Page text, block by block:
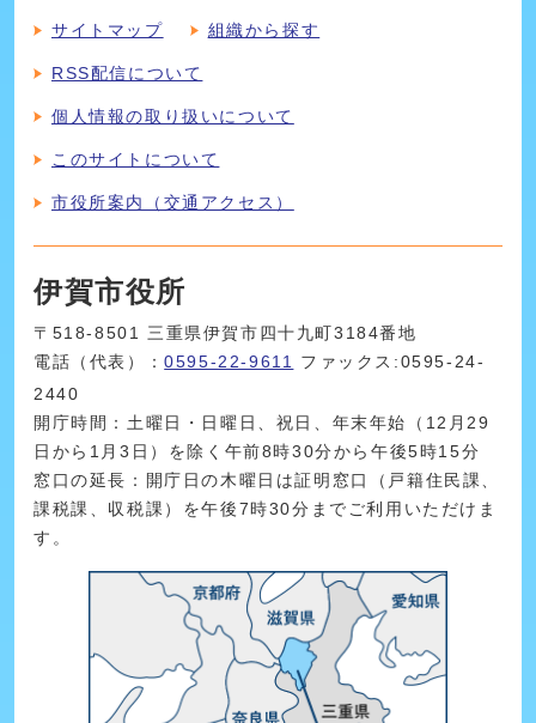
サイトマップ 組織から探す
RSS配信について
個人情報の取り扱いについて
このサイトについて
市役所案内（交通アクセス）
伊賀市役所
〒518-8501 三重県伊賀市四十九町3184番地
電話（代表）：0595-22-9611
ファックス:0595-24-
2440
開庁時間：土曜日・日曜日、祝日、年末年始（12月29
日から1月3日）を除く午前8時30分から午後5時15分
窓口の延長：開庁日の木曜日は証明窓口（戸籍住民課、
課税課、収税課）を午後7時30分までご利用いただけま
す。